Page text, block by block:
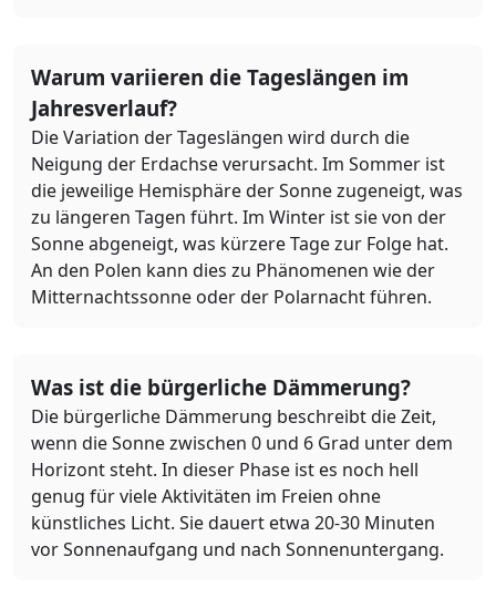
Warum variieren die Tageslängen im
Jahresverlauf?
Die Variation der Tageslängen wird durch die
Neigung der Erdachse verursacht. Im Sommer ist
die jeweilige Hemisphäre der Sonne zugeneigt, was
zu längeren Tagen führt. Im Winter ist sie von der
Sonne abgeneigt, was kürzere Tage zur Folge hat.
An den Polen kann dies zu Phänomenen wie der
Mitternachtssonne oder der Polarnacht führen.
Was ist die bürgerliche Dämmerung?
Die bürgerliche Dämmerung beschreibt die Zeit,
wenn die Sonne zwischen 0 und 6 Grad unter dem
Horizont steht. In dieser Phase ist es noch hell
genug für viele Aktivitäten im Freien ohne
künstliches Licht. Sie dauert etwa 20-30 Minuten
vor Sonnenaufgang und nach Sonnenuntergang.